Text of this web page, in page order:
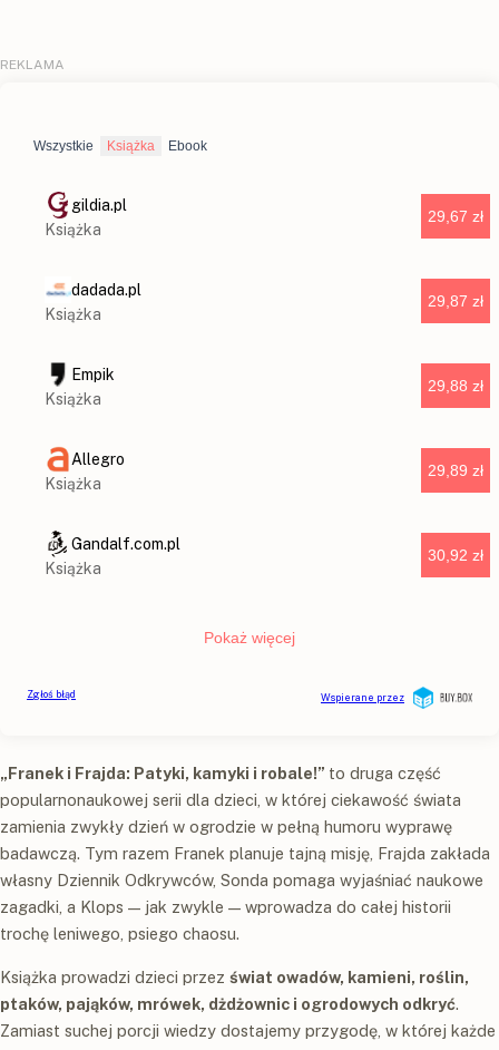
„Franek i Frajda: Patyki, kamyki i robale!” to druga część
popularnonaukowej serii dla dzieci, w której ciekawość świata
zamienia zwykły dzień w ogrodzie w pełną humoru wyprawę
badawczą. Tym razem Franek planuje tajną misję, Frajda zakłada
własny Dziennik Odkrywców, Sonda pomaga wyjaśniać naukowe
zagadki, a Klops — jak zwykle — wprowadza do całej historii
trochę leniwego, psiego chaosu.
Książka prowadzi dzieci przez świat owadów, kamieni, roślin,
ptaków, pająków, mrówek, dżdżownic i ogrodowych odkryć.
Zamiast suchej porcji wiedzy dostajemy przygodę, w której każde